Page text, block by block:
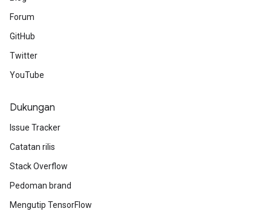
Forum
GitHub
Twitter
YouTube
Dukungan
Issue Tracker
Catatan rilis
Stack Overflow
Pedoman brand
Mengutip TensorFlow